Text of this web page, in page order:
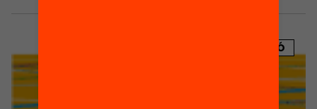
PUBLICACIÓ